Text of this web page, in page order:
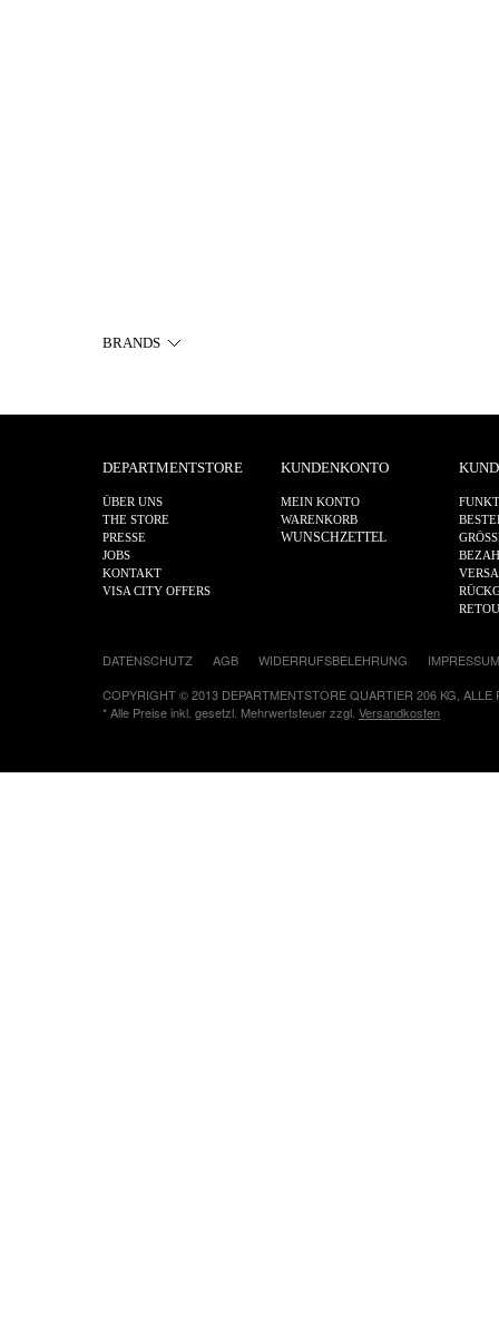
BRANDS
DEPARTMENTSTORE
ÜBER UNS
THE STORE
PRESSE
JOBS
KONTAKT
VISA CITY OFFERS
KUNDENKONTO
MEIN KONTO
WARENKORB
WUNSCHZETTEL
DATENSCHUTZ AGB WIDERRUFSBELEHRUNG
IMPRESSUM
COPYRIGHT © 2013 DEPARTMENTSTORE QUARTIER 206 KG, ALLE
* Alle Preise inkl. gesetzl. Mehrwertsteuer zzgl. Versandkosten